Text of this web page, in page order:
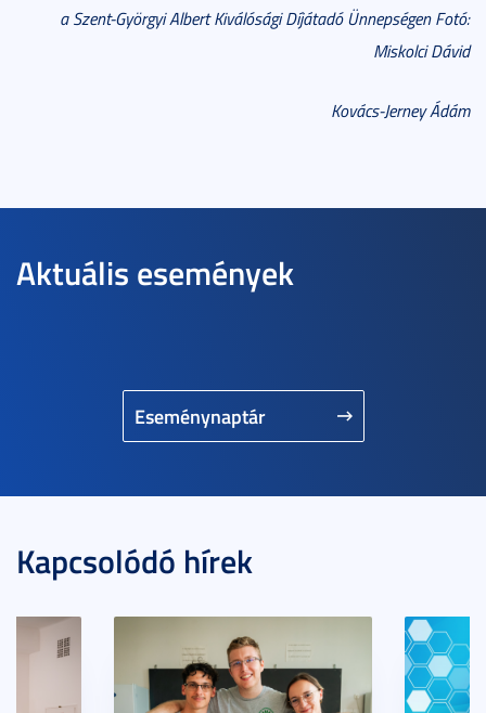
a Szent-Györgyi Albert Kiválósági Díjátadó Ünnepségen Fotó:
Miskolci Dávid
Kovács-Jerney Ádám
Aktuális események
Eseménynaptár
Kapcsolódó hírek